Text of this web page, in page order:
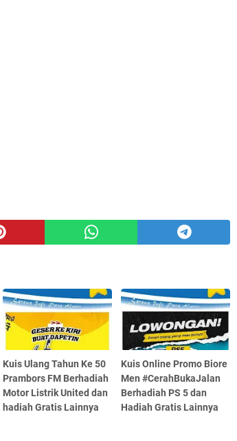
Kuis Ulang Tahun Ke 50
Prambors FM Berhadiah
Motor Listrik United dan
hadiah Gratis Lainnya
Kuis Online Promo Biore
Men #CerahBukaJalan
Berhadiah PS 5 dan
Hadiah Gratis Lainnya